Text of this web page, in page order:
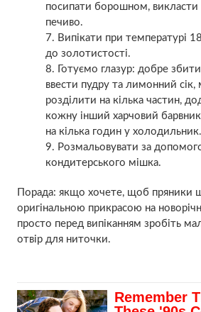
посипати борошном, викласти
печиво.
Випікати при температурі
до золотистості.
Готуємо глазур: добре
ввести пудру та лимонний сік,
розділити на кілька частин,
кожну інший харчовий
на кілька годин у холодильник.
Розмальовувати за
кондитерського мішка.
Порада: якщо хочете, щоб пряники
оригінальною прикрасою на
просто перед випіканням зробіть
отвір для ниточки.